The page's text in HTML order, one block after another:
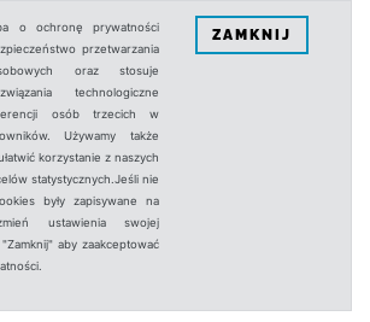
o ochronę prywatności
przetwarzania
oraz stosuje
technologiczne
osób trzecich w
Używamy także
korzystanie z naszych
statystycznych.Jeśli nie
były zapisywane na
ustawienia swojej
aby zaakceptować
ZAMKNIJ